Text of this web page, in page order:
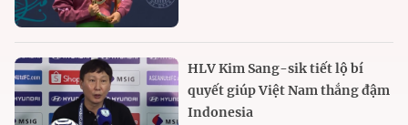
HLV Kim Sang-sik tiết lộ bí
quyết giúp Việt Nam thắng đậm
Indonesia